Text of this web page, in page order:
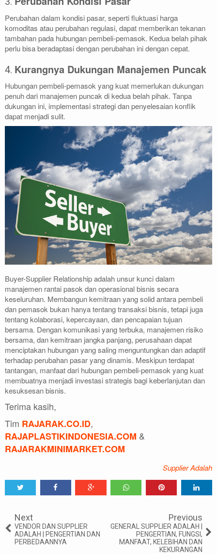
Perubahan dalam kondisi pasar, seperti fluktuasi harga
komoditas atau perubahan regulasi, dapat memberikan tekanan
tambahan pada hubungan pembeli-pemasok. Kedua belah pihak
perlu bisa beradaptasi dengan perubahan ini dengan cepat.
4. Kurangnya Dukungan Manajemen Puncak
Hubungan pembeli-pemasok yang kuat memerlukan dukungan
penuh dari manajemen puncak di kedua belah pihak. Tanpa
dukungan ini, implementasi strategi dan penyelesaian konflik
dapat menjadi sulit.
Buyer-Supplier Relationship adalah unsur kunci dalam
manajemen rantai pasok dan operasional bisnis secara
keseluruhan. Membangun kemitraan yang solid antara pembeli
dan pemasok bukan hanya tentang transaksi bisnis, tetapi juga
tentang kolaborasi, kepercayaan, dan pencapaian tujuan
bersama. Dengan komunikasi yang terbuka, manajemen risiko
bersama, dan kemitraan jangka panjang, perusahaan dapat
menciptakan hubungan yang saling menguntungkan dan adaptif
terhadap perubahan pasar yang dinamis. Meskipun terdapat
tantangan, manfaat dari hubungan pembeli-pemasok yang kuat
membuatnya menjadi investasi strategis bagi keberlanjutan dan
kesuksesan bisnis.
Terima kasih,
Tim RAJARAK.CO.ID,
RAJAPLASTIKINDONESIA.COM &
RAJARAKMINIMARKET.COM
Supplier Adalah
Next
VENDOR DAN SUPPLIER
ADALAH | PENGERTIAN DAN
PERBEDAANNYA
Previous
GENERAL SUPPLIER ADALAH |
PENGERTIAN, FUNGSI,
MANFAAT, KELEBIHAN DAN
KEKURANGAN